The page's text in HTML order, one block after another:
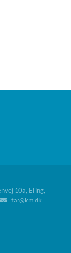
10a, Elling,
tar@km.dk